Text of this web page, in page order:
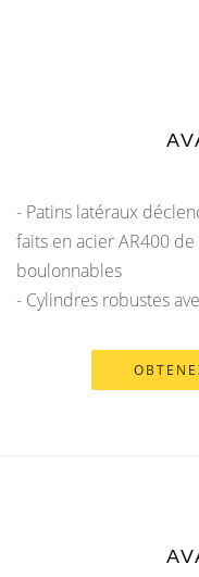
- Patins latéraux
faits en acier AR400
boulonnables
- Cylindres robustes